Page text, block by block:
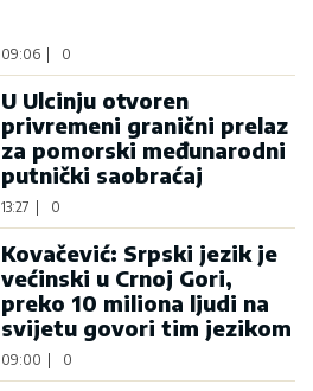
09:06 0
U Ulcinju otvoren
privremeni granični prelaz
za pomorski međunarodni
putnički saobraćaj
13:27 0
Kovačević: Srpski jezik je
većinski u Crnoj Gori,
preko 10 miliona ljudi na
svijetu govori tim jezikom
09:00 0